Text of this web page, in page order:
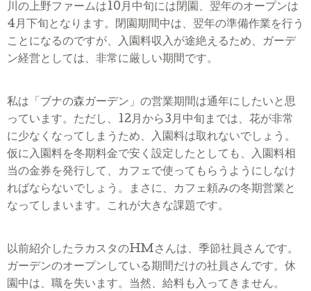
川の上野ファームは10月中旬には閉園、翌年のオープンは
4月下旬となります。閉園期間中は、翌年の準備作業を行う
ことになるのですが、入園料収入が途絶えるため、ガーデ
ン経営としては、非常に厳しい期間です。
私は「ブナの森ガーデン」の営業期間は通年にしたいと思
っています。ただし、 12月から3月中旬までは、花が非常
に少なくなってしまうため、入園料は取れないでしょう。
仮に入園料を冬期料金で安く設定したとしても、入園料相
当の金券を発行して、カフェで使ってもらうようにしなけ
ればならないでしょう。まさに、カフェ頼みの冬期営業と
なってしまいます。これが大きな課題です。
以前紹介したラカスタのHMさんは、季節社員さんです。
ガーデンのオープンしている期間だけの社員さんです。休
園中は、職を失います。当然、給料も入ってきません。